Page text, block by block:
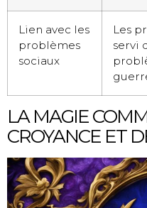
Lien avec les
problèmes
sociaux
Les
servi
LA MAGIE
CROYANCE ET